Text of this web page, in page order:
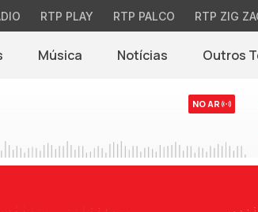
RTP PLAY RTP PALCO RTP ZIG
Música Notícias(abre em nova
Outros
NO AR